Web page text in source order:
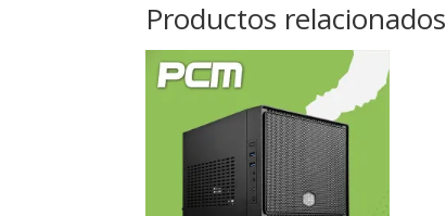
Productos relacionados